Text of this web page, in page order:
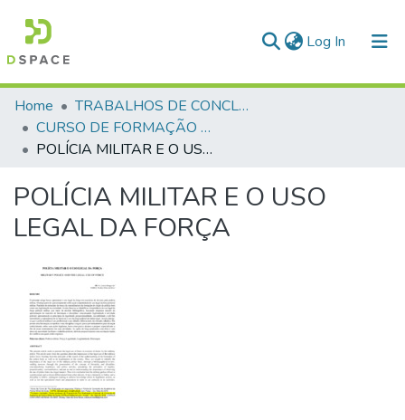
Log In (current)
Communities & Collections
All of DSpace
Home
TRABALHOS DE CONCLUSÃO DE CURSO - CFP (CURSO DE FORMAÇÃO DE PRAÇAS)
CURSO DE FORMAÇÃO DE PRAÇAS - CFP - 2018
POLÍCIA MILITAR E O USO LEGAL DA FORÇA
POLÍCIA MILITAR E O USO
LEGAL DA FORÇA